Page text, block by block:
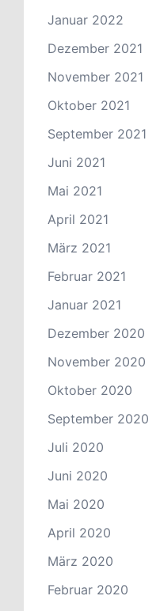
Januar 2022
Dezember 2021
November 2021
Oktober 2021
September 2021
Juni 2021
Mai 2021
April 2021
März 2021
Februar 2021
Januar 2021
Dezember 2020
November 2020
Oktober 2020
September 2020
Juli 2020
Juni 2020
Mai 2020
April 2020
März 2020
Februar 2020